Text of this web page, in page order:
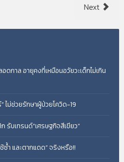
Next
ดกาล อายุคงที่เหมือนอวัยวะเด็กไม่เกิน
ไม่ช่วยรักษาผู้ป่วยโควิด-19
บเทรนด์“เศรษฐกิจสีเขียว”
ซ้ำ และตากแดด” จริงหรือ!!